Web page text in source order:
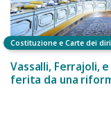
Costituzione e Carte dei
Vassalli, Ferrajoli,
ferita da una